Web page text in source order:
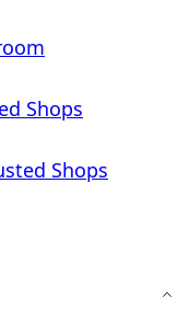
Shops
Shops